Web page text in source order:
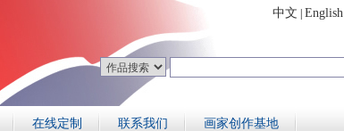
中文 English
在线定制 联系我们 画家创作基地